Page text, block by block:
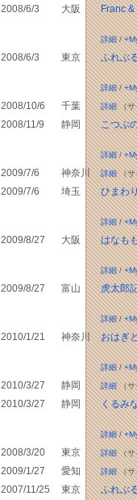
2008/6/3 大阪 Franc &
詳細/
2008/6/3 東京 ふれぶ
詳細/
2008/10/6 千葉 詳細（サ
2008/11/9 静岡 こつぶ
詳細/
2009/7/6 神奈川 詳細（サ
2009/7/6 埼玉 ひまわ
詳細/
2009/8/27 大阪 はなも
詳細/
2009/8/27 富山 虎太郎
詳細/
2010/1/21 神奈川 おはぎ
詳細/
2010/3/27 静岡 詳細（サ
2010/3/27 静岡 くるみ
詳細/
2008/3/20 東京 詳細（サ
2009/1/27 愛知 詳細（サ
2007/11/25 東京 ふれぶ